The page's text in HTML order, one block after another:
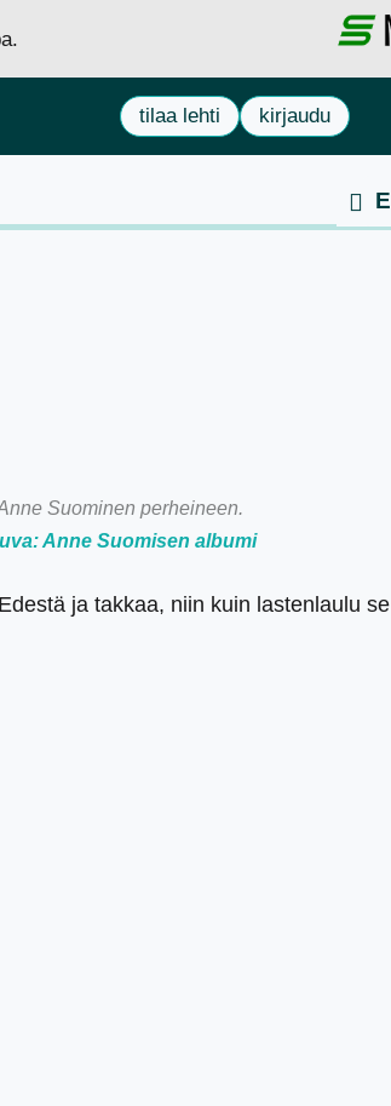
tilaa lehti kirjaudu
Suominen perheineen.
Anne Suomisen albumi
ja takkaa, niin kuin lastenlaulu